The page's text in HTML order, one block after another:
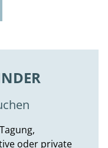
oder private